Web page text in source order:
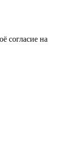
согласие на